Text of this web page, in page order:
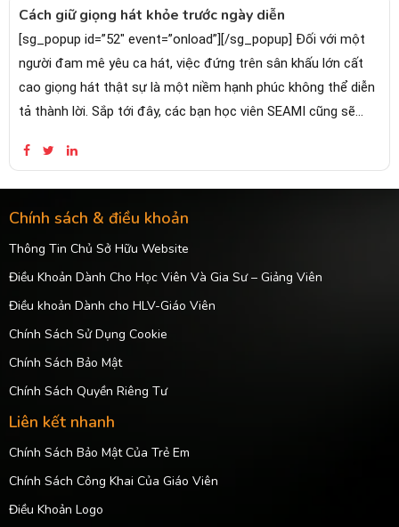
Cách giữ giọng hát khỏe trước ngày diễn
[sg_popup id=”52″ event=”onload”][/sg_popup] Đối với một
người đam mê yêu ca hát, việc đứng trên sân khấu lớn cất
cao giọng hát thật sự là một niềm hạnh phúc không thể diễn
tả thành lời. Sắp tới đây, các bạn học viên SEAMI cũng sẽ
Chính sách & điều khoản
Thông Tin Chủ Sở Hữu Website
Điều Khoản Dành Cho Học Viên Và Gia Sư – Giảng Viên
Điều khoản Dành cho HLV-Giáo Viên
Chính Sách Sử Dụng Cookie
Chính Sách Bảo Mật
Chính Sách Quyền Riêng Tư
Liên kết nhanh
Chính Sách Bảo Mật Của Trẻ Em
Chính Sách Công Khai Của Giáo Viên
Điều Khoản Logo